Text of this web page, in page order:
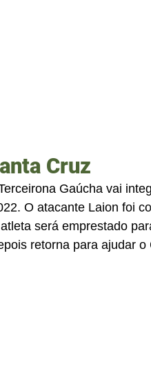
Cruz
Gaúcha vai
O atacante Laion foi
será emprestado
retorna para ajudar